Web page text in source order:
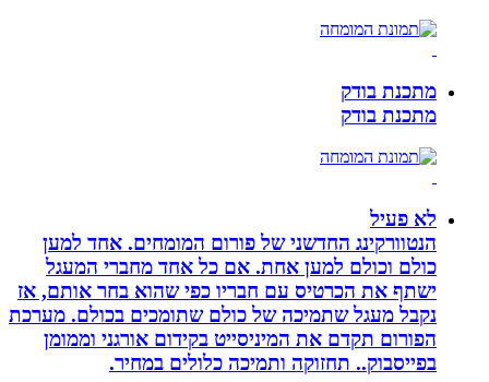
מתכנת בודק
מתכנת בודק
לא פעיל
הנטוורקינג החדשני של פורום המומחים. אחד למען
כולם וכולם למען אחת. אם כל אחד מחברי המעגל
ישתף את הכרטיס עם חבריו כפי שהוא בחר אותם, אז
נקבל מעגל שתמיכה של כולם שתומכים בכולם. מערכת
הפורום תקדם את המיניסייט בקידום אורגני וממומן
בפייסבוק.. תחזוקה ותמיכה כלולים במחיר.